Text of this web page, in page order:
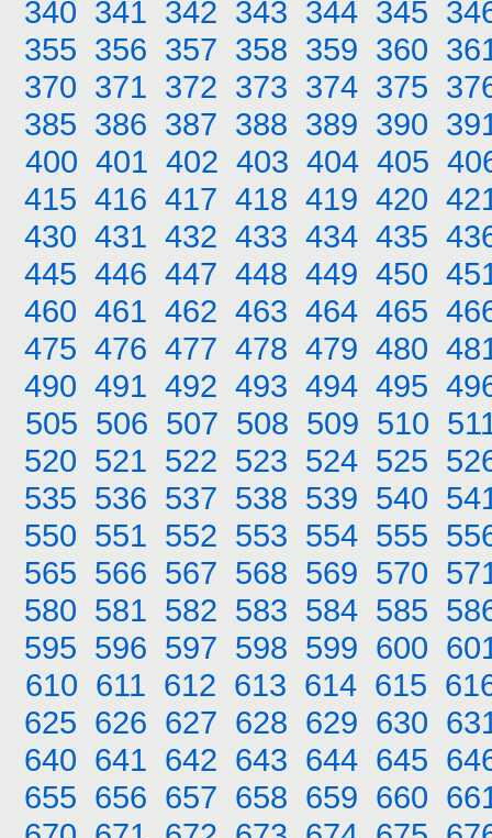
340 341 342 343 344 345
355 356 357 358 359 360
370 371 372 373 374 375
385 386 387 388 389 390
400 401 402 403 404 405
415 416 417 418 419 420
430 431 432 433 434 435
445 446 447 448 449 450
460 461 462 463 464 465
475 476 477 478 479 480
490 491 492 493 494 495
505 506 507 508 509 510
520 521 522 523 524 525
535 536 537 538 539 540
550 551 552 553 554 555
565 566 567 568 569 570
580 581 582 583 584 585
595 596 597 598 599 600
610 611 612 613 614 615
625 626 627 628 629 630
640 641 642 643 644 645
655 656 657 658 659 660